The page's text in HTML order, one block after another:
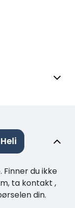
du ikke
ta kontakt ,
din.